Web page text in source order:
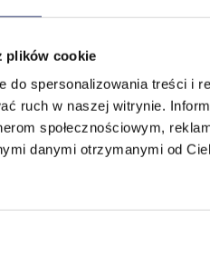
plików cookie
do spersonalizowania treści i
ruch w naszej witrynie.
społecznościowym,
danymi otrzymanymi od